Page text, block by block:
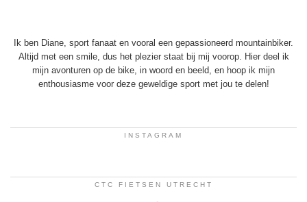
Ik ben Diane, sport fanaat en vooral een gepassioneerd mountainbiker.
Altijd met een smile, dus het plezier staat bij mij voorop. Hier deel ik
mijn avonturen op de bike, in woord en beeld, en hoop ik mijn
enthousiasme voor deze geweldige sport met jou te delen!
INSTAGRAM
CTC FIETSEN UTRECHT